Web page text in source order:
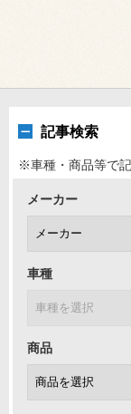
記事検索
※車種・商品等で
メーカー
車種
商品